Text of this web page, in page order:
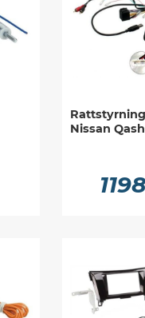
Nissan